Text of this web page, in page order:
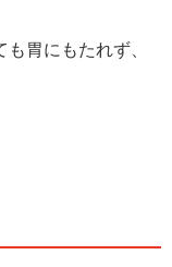
胃にもたれず、